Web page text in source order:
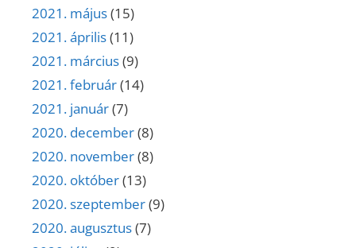
2021. május(15)
2021. április(11)
2021. március(9)
2021. február(14)
2021. január(7)
2020. december(8)
2020. november(8)
2020. október(13)
2020. szeptember(9)
2020. augusztus(7)